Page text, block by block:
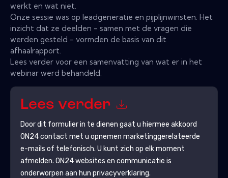
werkt en wat niet.
Onze sessie was op leadgeneratie en pijplijnwinsten. Het
inzicht dat ze deelden - samen met de vragen die
werden gesteld - vormden de basis van dit
afhaalrapport.
Lees verder voor een samenvatting van wat er in het
webinar werd behandeld.
Lees verder
Door dit formulier in te dienen gaat u hiermee akkoord
ON24contact met u opnemen marketinggerelateerde
e-mails of telefonisch. U kunt zich op elk moment
afmelden. ON24websites en communicatie is
onderworpen aan hun privacyverklaring.